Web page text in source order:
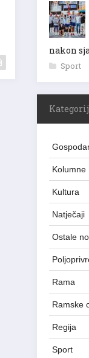
nakon
Sport
Kolumne
Kultura
Natječaji
Ostale
Rama
Ramske
Regija
Sport